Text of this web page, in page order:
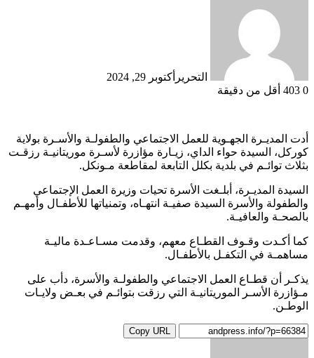
التحرير أكتوبر 29, 2024
0
أقل من دقيقة
أدت المديـرة الجهـوية للعمل الاجتماعي والطفولـة والأسـرة بولاية
كوركل، السيدة حواء الداي، زيـارة مؤازرة لأسـرة موريتانيـة رزقـت
بثلاث توائـم في بلدية بكلل التابعة لمقاطعة مـونكل.
السيدة المديـرة، أبلـغت الأسرة تحيات وزيرة العمل الإجتماعي
والطفولة والأسرة السيدة صفيـة انتهـاه، وتمنياتها للأطفـال وأمهـم
بالصحـة والعافيـة.
كما أكـدت وقـوف القطـاع معهم، وقدمت مسـاعـدة ماليـة
مساهمـة في التكفـل بالأطفـال.
يذكـر أن قطـاع العمل الاجتماعي والطفولـة والأسرة، دأب على
مـؤازرة الأسـر الموريتانيـة التي رزقت بتوائـم في بعـض ولايـات
الوطـن.
Copy URL